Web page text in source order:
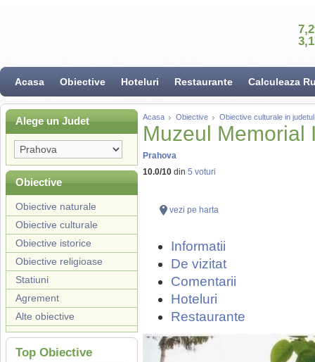
Acasa Obiective Hoteluri Restaurante Calculeaza
Alege un Judet
Obiective
Obiective naturale
Obiective culturale
Obiective istorice
Obiective religioase
Statiuni
Agrement
Alte obiective
Top Obiective
Acasa Obiective Obiective culturale in
Muzeul Memorial
Prahova
10.0/10 din 5 voturi
vezi pe harta
Informatii
De vizitat
Comentarii
Hoteluri
Restaurante